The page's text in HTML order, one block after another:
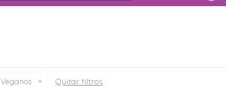
Veganos Quitar filtros